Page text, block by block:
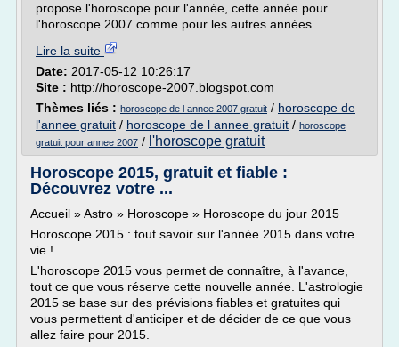
propose l'horoscope pour l'année, cette année pour
l'horoscope 2007 comme pour les autres années...
Lire la suite
Date: 2017-05-12 10:26:17
Site : http://horoscope-2007.blogspot.com
Thèmes liés : horoscope de l annee 2007 gratuit / horoscope de
l'annee gratuit / horoscope de l annee gratuit / horoscope
gratuit pour annee 2007 / l'horoscope gratuit
Horoscope 2015, gratuit et fiable :
Découvrez votre ...
Accueil » Astro » Horoscope » Horoscope du jour 2015
Horoscope 2015 : tout savoir sur l'année 2015 dans votre
vie !
L'horoscope 2015 vous permet de connaître, à l'avance,
tout ce que vous réserve cette nouvelle année. L'astrologie
2015 se base sur des prévisions fiables et gratuites qui
vous permettent d'anticiper et de décider de ce que vous
allez faire pour 2015.